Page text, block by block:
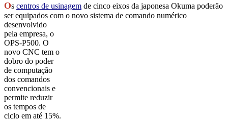
Os centros de usinagem de cinco eixos da japonesa Okuma poderão
ser equipados com o novo sistema de comando numérico
desenvolvido
pela empresa, o
OPS-P500. O
novo CNC tem o
dobro do poder
de computação
dos comandos
convencionais e
permite reduzir
os tempos de
ciclo em até 15%.